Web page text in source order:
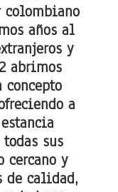
años al
y
abrimos
concepto
a
sus
cercano y
de calidad,